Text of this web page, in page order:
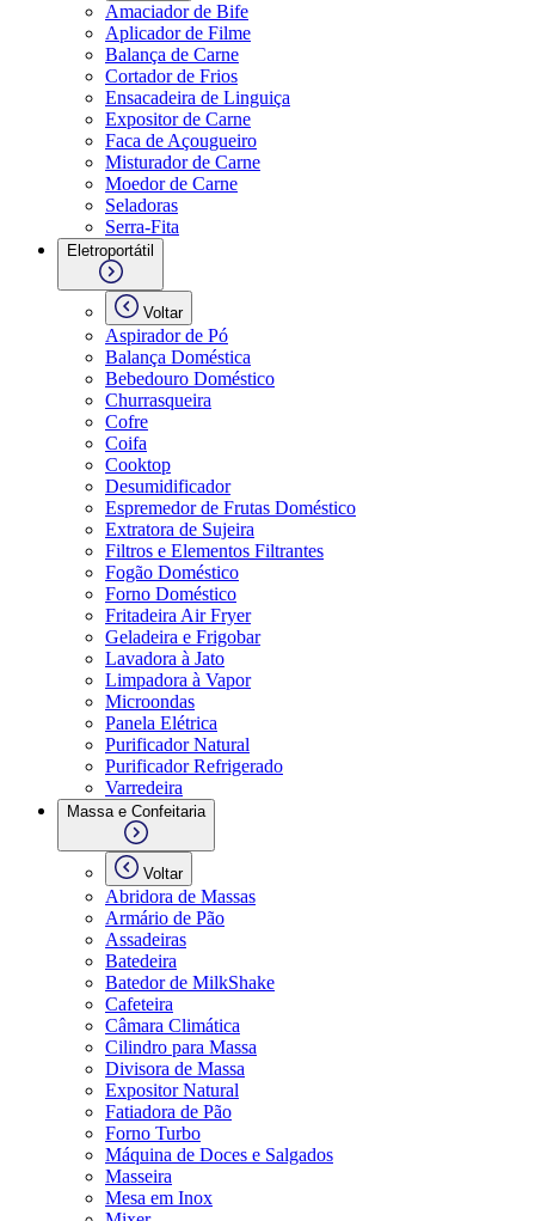
Amaciador de Bife
Aplicador de Filme
Balança de Carne
Cortador de Frios
Ensacadeira de Linguiça
Expositor de Carne
Faca de Açougueiro
Misturador de Carne
Moedor de Carne
Seladoras
Serra-Fita
Eletroportátil
Voltar
Aspirador de Pó
Balança Doméstica
Bebedouro Doméstico
Churrasqueira
Cofre
Coifa
Cooktop
Desumidificador
Espremedor de Frutas Doméstico
Extratora de Sujeira
Filtros e Elementos Filtrantes
Fogão Doméstico
Forno Doméstico
Fritadeira Air Fryer
Geladeira e Frigobar
Lavadora à Jato
Limpadora à Vapor
Microondas
Panela Elétrica
Purificador Natural
Purificador Refrigerado
Varredeira
Massa e Confeitaria
Voltar
Abridora de Massas
Armário de Pão
Assadeiras
Batedeira
Batedor de MilkShake
Cafeteira
Câmara Climática
Cilindro para Massa
Divisora de Massa
Expositor Natural
Fatiadora de Pão
Forno Turbo
Máquina de Doces e Salgados
Masseira
Mesa em Inox